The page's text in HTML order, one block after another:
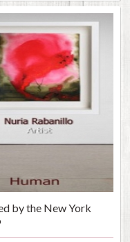
by the New York